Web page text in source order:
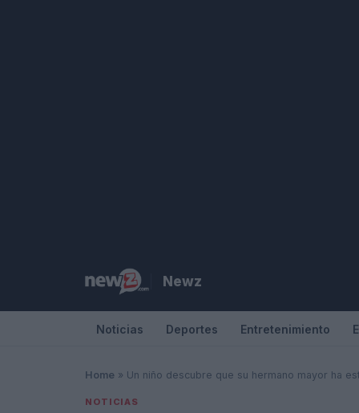
Newz
Noticias Deportes Entretenimiento
Home » Un niño descubre que su hermano mayor ha
NOTICIAS